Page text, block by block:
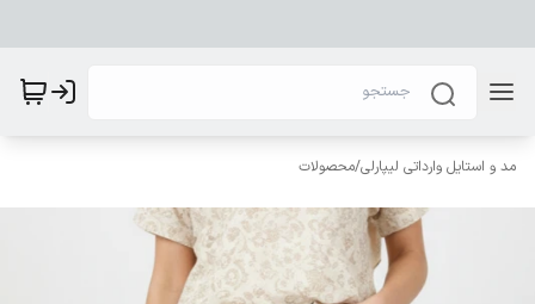
مد و استایل وارداتی لیپارلی/محصولات